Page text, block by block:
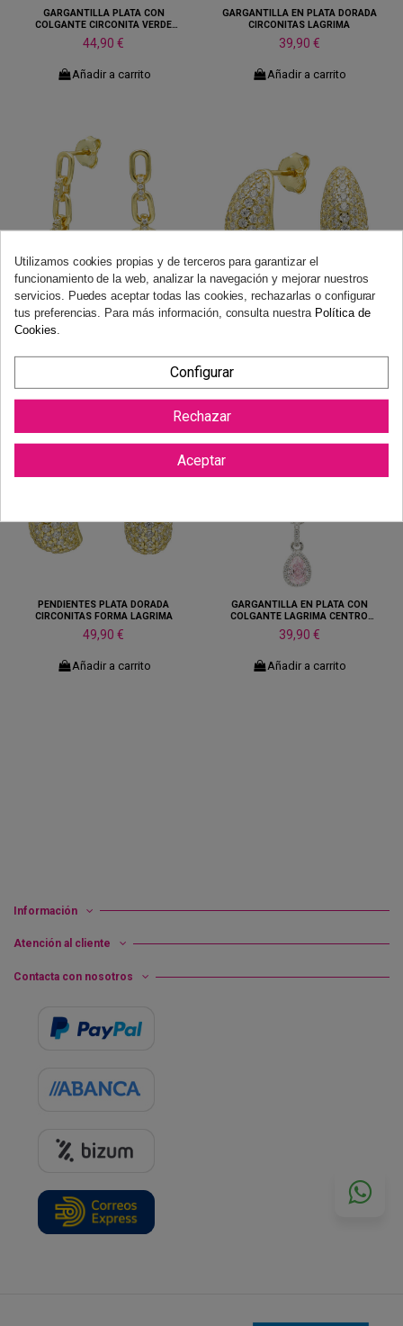
GARGANTILLA PLATA CON
COLGANTE CIRCONITA VERDE
FORMA LAGRIMA
44,90 €
Añadir a carrito
GARGANTILLA EN PLATA DORADA
CIRCONITAS LAGRIMA
39,90 €
Añadir a carrito
PENDIENTES EN PLATA DORADA
LARGOS CIRCONITAS LAGRIMA
PENDIENTES PLATA DORADA
CIRCONITAS LAGRIMA.
PENDIENTES PLATA DORADA
CIRCONITAS FORMA LAGRIMA
49,90 €
Añadir a carrito
GARGANTILLA EN PLATA CON
COLGANTE LAGRIMA CENTRO
ROSA
39,90 €
Añadir a carrito
Información
Atención al cliente
Contacta con nosotros
Utilizamos cookies propias y de terceros para garantizar el
funcionamiento de la web, analizar la navegación y mejorar nuestros
servicios. Puedes aceptar todas las cookies, rechazarlas o configurar
tus preferencias. Para más información, consulta nuestra Política de
Cookies
Configurar
Rechazar
Aceptar